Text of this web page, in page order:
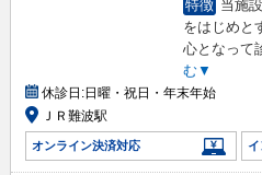
特徴 当施
をはじめと
心となって
む▼
休診日:日曜・祝日・年末年始
ＪＲ難波駅
オンライン決済対応 イ